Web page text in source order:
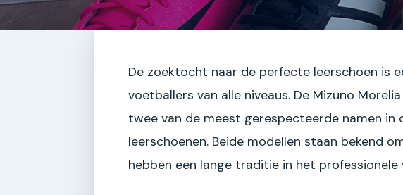
De zoektocht naar de perfecte leerschoen is
voetballers van alle niveaus. De Mizuno
twee van de meest gerespecteerde namen in
leerschoenen. Beide modellen staan bekend
hebben een lange traditie in het professionele